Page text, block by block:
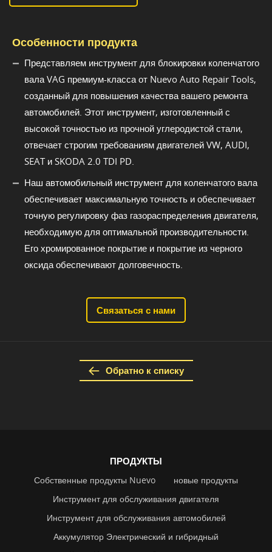
Особенности продукта
Представляем инструмент для блокировки коленчатого
вала VAG премиум-класса от Nuevo Auto Repair Tools,
созданный для повышения качества вашего ремонта
автомобилей. Этот инструмент, изготовленный с
высокой точностью из прочной углеродистой стали,
отвечает строгим требованиям двигателей VW, AUDI,
SEAT и SKODA 2.0 TDI PD.
Наш автомобильный инструмент для коленчатого вала
обеспечивает максимальную точность и обеспечивает
точную регулировку фаз газораспределения двигателя,
необходимую для оптимальной производительности.
Его хромированное покрытие и покрытие из черного
оксида обеспечивают долговечность.
Связаться с нами
Обратно к списку
ПРОДУКТЫ
Собственные продукты Nuevo
новые продукты
Инструмент для обслуживания двигателя
Инструмент для обслуживания автомобилей
Аккумулятор Электрический и гибридный